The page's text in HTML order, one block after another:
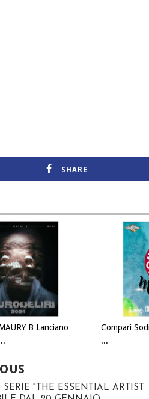
SHARE
B Lanciano
Compari
...
"THE ESSENTIAL ARTIST